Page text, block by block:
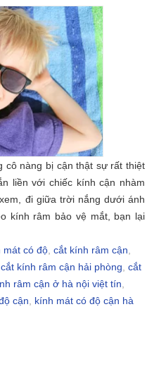
cô nàng bị cận thật sự rất thiệt
liền với chiếc kính cận nhàm
đi giữa trời nắng dưới ánh
kính râm bảo vệ mắt, bạn lại
mát có độ cắt kính râm cận
cắt kính râm cận hải phòng cắt
râm cận ở hà nội việt tín
cận
kính mát có độ cận hà